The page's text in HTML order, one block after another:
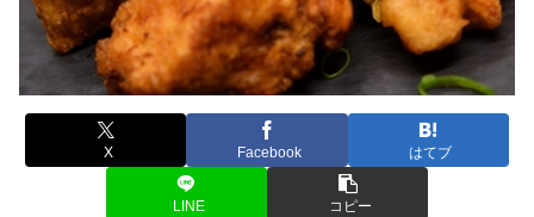
X Facebook はてブ
LINE コピー